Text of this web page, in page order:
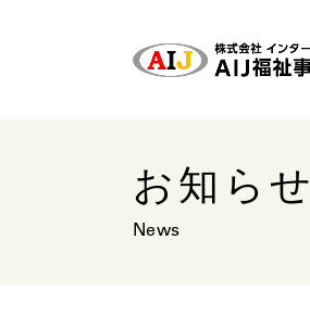
お知らせ
News